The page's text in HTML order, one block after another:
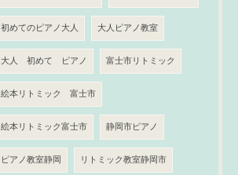
初めてのピアノ大人 大人ピアノ教室
大人 初めて ピアノ 富士市リトミック
絵本リトミック 富士市
絵本リトミック富士市 静岡市ピアノ
ピアノ教室静岡 リトミック教室静岡市